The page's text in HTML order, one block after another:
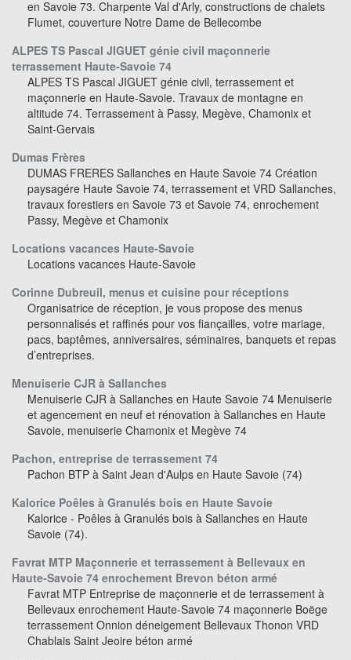
en Savoie 73. Charpente Val d'Arly, constructions de chalets
Flumet, couverture Notre Dame de Bellecombe
ALPES TS Pascal JIGUET génie civil maçonnerie
terrassement Haute-Savoie 74
ALPES TS Pascal JIGUET génie civil, terrassement et
maçonnerie en Haute-Savoie. Travaux de montagne en
altitude 74. Terrassement à Passy, Megève, Chamonix et
Saint-Gervais
Dumas Frères
DUMAS FRERES Sallanches en Haute Savoie 74 Création
paysagére Haute Savoie 74, terrassement et VRD Sallanches,
travaux forestiers en Savoie 73 et Savoie 74, enrochement
Passy, Megève et Chamonix
Locations vacances Haute-Savoie
Locations vacances Haute-Savoie
Corinne Dubreuil, menus et cuisine pour réceptions
Organisatrice de réception, je vous propose des menus
personnalisés et raffinés pour vos fiançailles, votre mariage,
pacs, baptêmes, anniversaires, séminaires, banquets et repas
d’entreprises.
Menuiserie CJR à Sallanches
Menuiserie CJR à Sallanches en Haute Savoie 74 Menuiserie
et agencement en neuf et rénovation à Sallanches en Haute
Savoie, menuiserie Chamonix et Megève 74
Pachon, entreprise de terrassement 74
Pachon BTP à Saint Jean d'Aulps en Haute Savoie (74)
Kalorice Poêles à Granulés bois en Haute Savoie
Kalorice - Poêles à Granulés bois à Sallanches en Haute
Savoie (74).
Favrat MTP Maçonnerie et terrassement à Bellevaux en
Haute-Savoie 74 enrochement Brevon béton armé
Favrat MTP Entreprise de maçonnerie et de terrassement à
Bellevaux enrochement Haute-Savoie 74 maçonnerie Boëge
terrassement Onnion déneigement Bellevaux Thonon VRD
Chablais Saint Jeoire béton armé